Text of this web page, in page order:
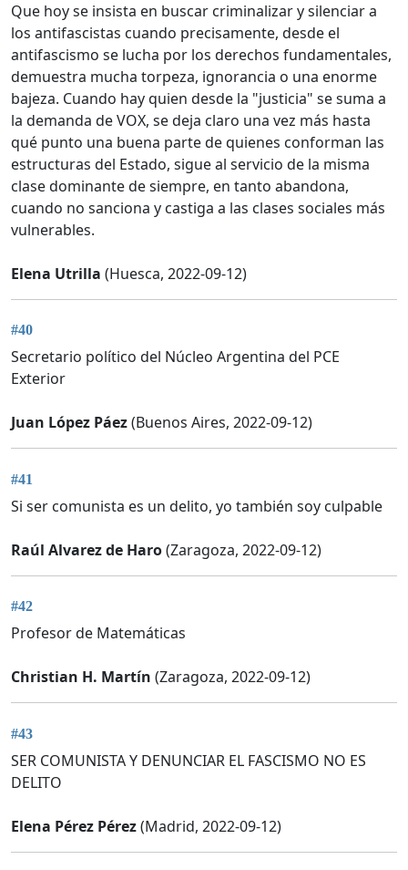
Que hoy se insista en buscar criminalizar y silenciar a
los antifascistas cuando precisamente, desde el
antifascismo se lucha por los derechos fundamentales,
demuestra mucha torpeza, ignorancia o una enorme
bajeza. Cuando hay quien desde la "justicia" se suma a
la demanda de VOX, se deja claro una vez más hasta
qué punto una buena parte de quienes conforman las
estructuras del Estado, sigue al servicio de la misma
clase dominante de siempre, en tanto abandona,
cuando no sanciona y castiga a las clases sociales más
vulnerables.
Elena Utrilla (Huesca, 2022-09-12)
#40
Secretario político del Núcleo Argentina del PCE
Exterior
Juan López Páez(Buenos Aires, 2022-09-12)
#41
Si ser comunista es un delito, yo también soy culpable
Raúl Alvarez de Haro(Zaragoza, 2022-09-12)
#42
Profesor de Matemáticas
Christian H. Martín (Zaragoza, 2022-09-12)
#43
SER COMUNISTA Y DENUNCIAR EL FASCISMO NO ES
DELITO
Elena Pérez Pérez(Madrid, 2022-09-12)